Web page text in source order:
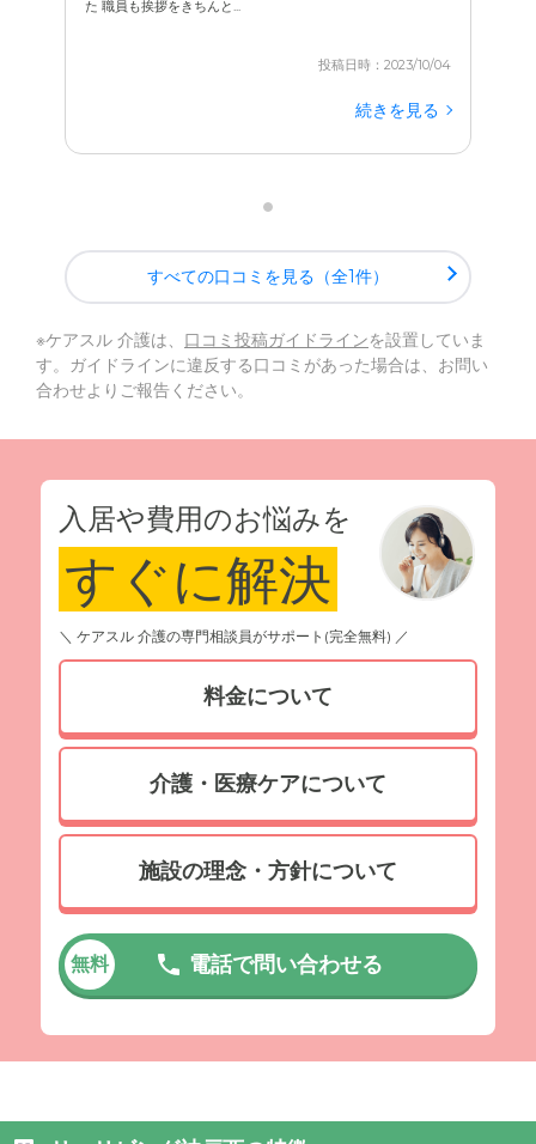
た 職員も挨拶をきちんと...
投稿日時：2023/10/04
続きを見る
すべての口コミを見る（全1件）
※ケアスル 介護は、 口コミ投稿ガイドラインを設置していま
す。ガイドラインに違反する口コミがあった場合は、お問い
合わせよりご報告ください。
入居や費用のお悩みを
すぐに解決
＼ ケアスル 介護の専門相談員がサポート(完全無料) ／
料金について
介護・医療ケアについて
施設の理念・方針について
無料 電話で問い合わせる